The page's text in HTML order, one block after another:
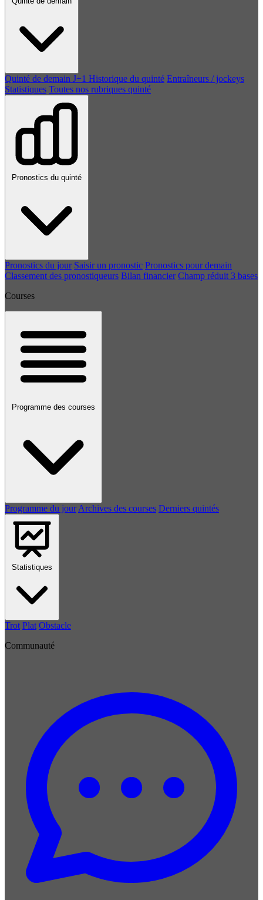
Quinté de demain J+1 Historique du quinté Entraîneurs / jockeys
Statistiques Toutes nos rubriques quinté
Pronostics du quinté
Pronostics du jour Saisir un pronostic Pronostics pour demain
Classement des pronostiqueurs Bilan financier Champ réduit 3 bases
Courses
Programme des courses
Programme du jour Archives des courses Derniers quintés
Statistiques
Trot Plat Obstacle
Communauté